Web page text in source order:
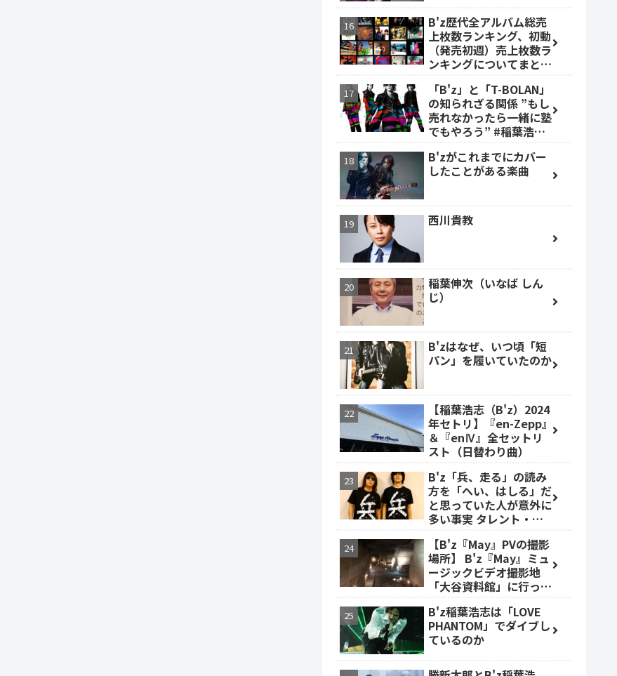
B'z歴代全アルバム総売
上枚数ランキング、初動
（発売初週）売上枚数ラ
ンキングについてまとめ
「B'z」と「T-BOLAN」
の知られざる関係 ”もし
売れなかったら一緒に塾
でもやろう” #稲葉浩志
B'zがこれまでにカバー
したことがある楽曲
西川貴教
稲葉伸次（いなば しん
じ）
B'zはなぜ、いつ頃「短
パン」を履いていたのか
【稲葉浩志（B'z）2024
年セトリ】『en-Zepp』
＆『enⅣ』全セットリ
スト（日替わり曲）
B'z「兵、走る」の読み
方を「へい、はしる」だ
と思っていた人が意外に
多い事実 タレント・ベ
【B'z『May』PVの撮影
場所】 B'z『May』ミュ
ージックビデオ撮影地
「大谷資料館」に行って
B'z稲葉浩志は「LOVE
PHANTOM」でダイブし
ているのか